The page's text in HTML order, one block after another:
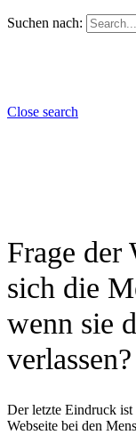
Suchen nach:
Close search
Frage der
sich die
wenn sie
verlassen?
Der letzte Eindruck ist
Webseite bei den